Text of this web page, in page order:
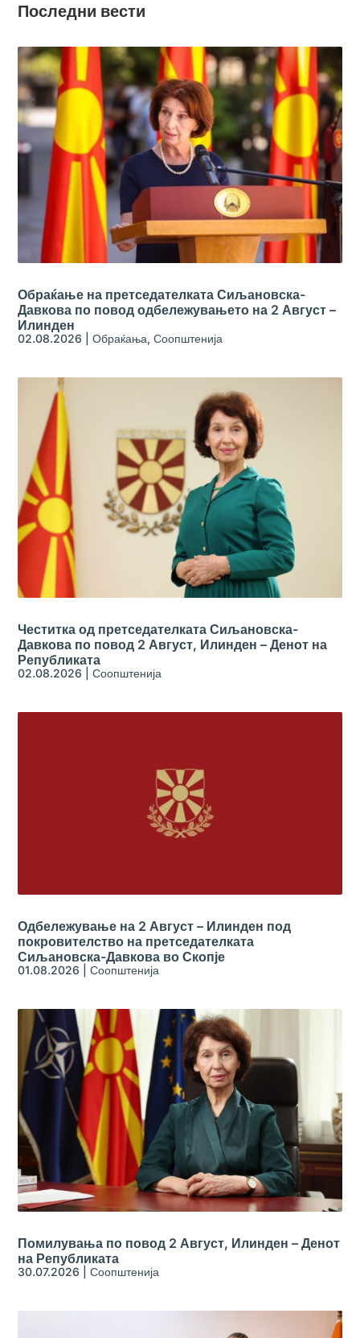
Последни вести
Обраќање на претседателката Сиљановска-
Давкова по повод одбележувањето на 2 Август –
Илинден
02.08.2026 |Обраќања,Соопштенија
Честитка од претседателката Сиљановска-
Давкова по повод 2 Август, Илинден – Денот на
Републиката
02.08.2026 |Соопштенија
Одбележување на 2 Август – Илинден под
покровителство на претседателката
Сиљановска-Давкова во Скопје
01.08.2026 |Соопштенија
Помилувања по повод 2 Август, Илинден – Денот
на Републиката
30.07.2026 |Соопштенија